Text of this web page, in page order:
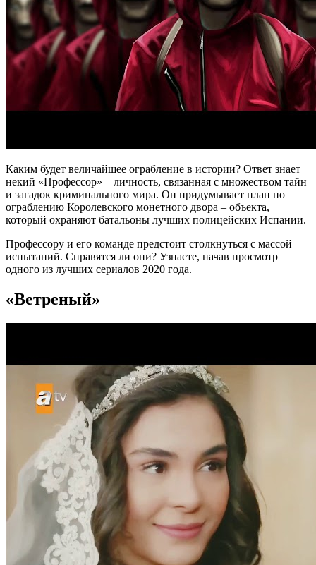
Каким будет величайшее ограбление в истории? Ответ знает
некий «Профессор» – личность, связанная с множеством тайн
и загадок криминального мира. Он придумывает план по
ограблению Королевского монетного двора – объекта,
который охраняют батальоны лучших полицейских Испании.
Профессору и его команде предстоит столкнуться с массой
испытаний. Справятся ли они? Узнаете, начав просмотр
одного из лучших сериалов 2020 года.
«Ветреный»